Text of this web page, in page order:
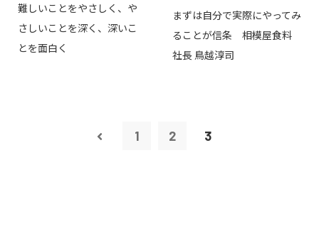
難しいことをやさしく、や
さしいことを深く、深いこ
とを面白く
まずは自分で実際にやってみ
ることが信条 相模屋食料
社長 鳥越淳司
1 2 3